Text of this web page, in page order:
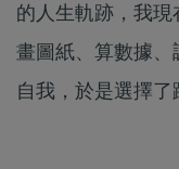
的人生軌跡，我現
畫圖紙、算數據
自我，於是選擇了